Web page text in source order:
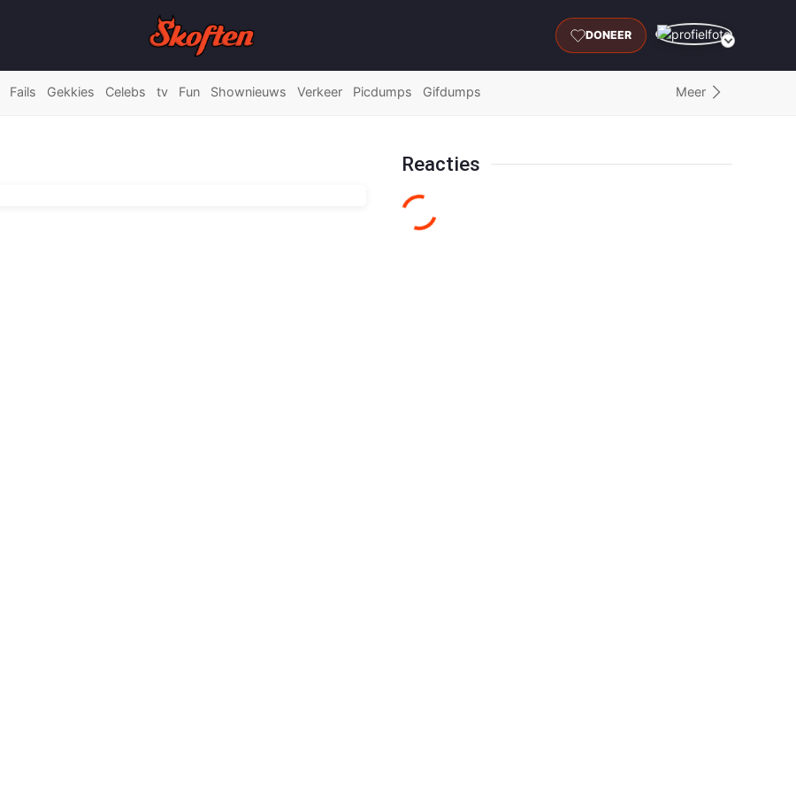
DONEER
Fails Gekkies Celebs tv Fun Shownieuws Verkeer Picdumps Gifdumps Meer
Reacties